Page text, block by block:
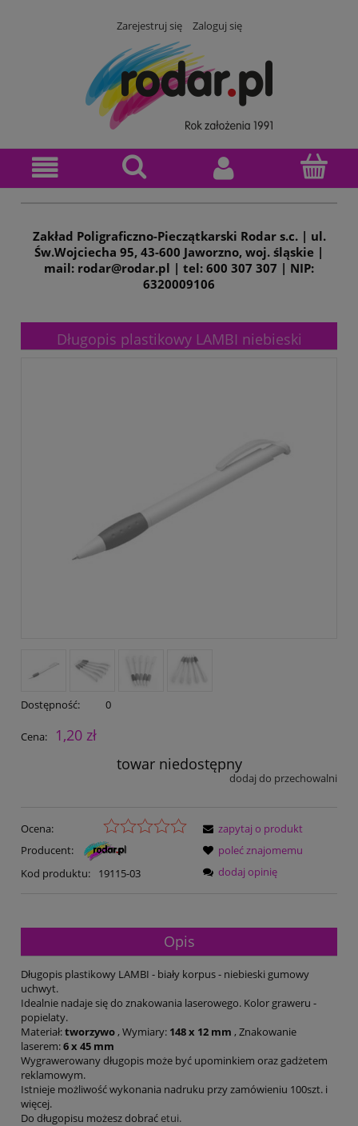
Zarejestruj się Zaloguj się
Zakład Poligraficzno-Pieczątkarski Rodar s.c. | ul.
Św.Wojciecha 95, 43-600 Jaworzno, woj. śląskie |
mail: rodar@rodar.pl | tel: 600 307 307 | NIP:
6320009106
Długopis plastikowy LAMBI niebieski
Dostępność: 0
Cena:
1,20 zł
towar niedostępny
dodaj do przechowalni
Ocena:
Producent:
Kod produktu:
19115-03
zapytaj o produkt
poleć znajomemu
dodaj opinię
Opis
Długopis plastikowy LAMBI - biały korpus - niebieski gumowy
uchwyt.
Idealnie nadaje się do znakowania laserowego. Kolor graweru -
popielaty.
Materiał:tworzywo , Wymiary: 148 x 12 mm , Znakowanie
laserem:6 x 45 mm
Wygrawerowany długopis może być upominkiem oraz gadżetem
reklamowym.
Istnieje możliwość wykonania nadruku przy zamówieniu 100szt. i
więcej.
Do długopisu możesz dobraćetui.